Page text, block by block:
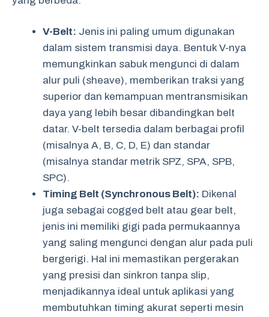
V-Belt: Jenis ini paling umum digunakan
dalam sistem transmisi daya. Bentuk V-nya
memungkinkan sabuk mengunci di dalam
alur puli (sheave), memberikan traksi yang
superior dan kemampuan mentransmisikan
daya yang lebih besar dibandingkan belt
datar. V-belt tersedia dalam berbagai profil
(misalnya A, B, C, D, E) dan standar
(misalnya standar metrik SPZ, SPA, SPB,
SPC).
Timing Belt (Synchronous Belt): Dikenal
juga sebagai cogged belt atau gear belt,
jenis ini memiliki gigi pada permukaannya
yang saling mengunci dengan alur pada puli
bergerigi. Hal ini memastikan pergerakan
yang presisi dan sinkron tanpa slip,
menjadikannya ideal untuk aplikasi yang
membutuhkan timing akurat seperti mesin